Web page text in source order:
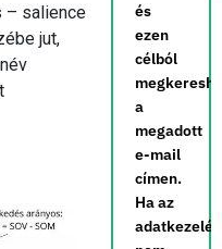
– salience
jut,
és
ezen
célból
a
megadott
e-mail
címen.
Ha az